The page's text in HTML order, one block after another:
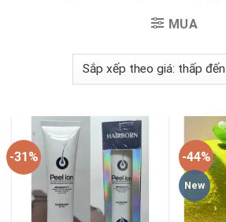
MUA
-31% -44%
New